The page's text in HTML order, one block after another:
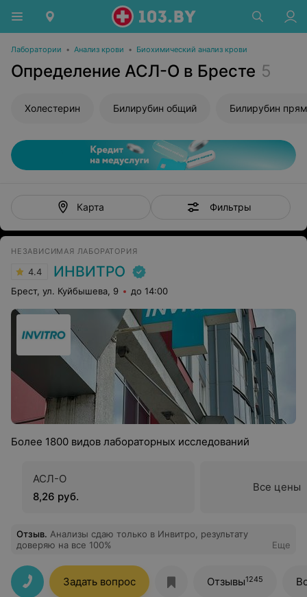
Лаборатории • Анализ крови • Биохимический анализ крови
Определение АСЛ-О в Бресте 5
Холестерин Билирубин общий Билирубин
Карта Фильтры
НЕЗАВИСИМАЯ ЛАБОРАТОРИЯ
4.4 ИНВИТРО
Брест, ул. Куйбышева, 9 до 14:00
Более 1800 видов лабораторных исследований
АСЛ-О
8,26 руб.
Все цены
Отзыв. Анализы сдаю только в Инвитро, результату
доверяю на все 100%
Еще
Задать вопрос Отзывы1245